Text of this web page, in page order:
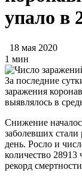
упало в
18 мая 2020
1 мин
За последние
заражения
выявлялось в
Снижение
заболевших стали
день. Росло и
количество
рекорд